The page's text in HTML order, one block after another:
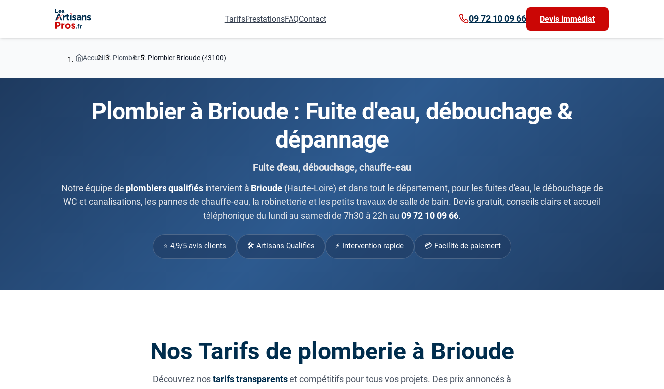
TarifsPrestationsFAQContact 09 72 10 09 66 Devis immédiat
Accueil Plombier Plombier Brioude (43100)
Plombier à Brioude : Fuite d'eau, débouchage &
dépannage
Fuite d'eau, débouchage, chauffe-eau
Notre équipe de plombiers qualifiésintervient à Brioude(Haute-Loire) et dans tout le département, pour les fuites d'eau, le débouchage de
WC et canalisations, les pannes de chauffe-eau, la robinetterie et les petits travaux de salle de bain. Devis gratuit, conseils clairs et accueil
téléphonique du lundi au samedi de 7h30 à 22h au 09 72 10 09 66.
⭐ 4,9/5 avis clients 🛠 Artisans Qualifiés ⚡ Intervention rapide 💳 Facilité de paiement
Nos Tarifs de plomberie à Brioude
Découvrez nostarifs transparentset compétitifs pour tous vos projets. Des prix annoncés à